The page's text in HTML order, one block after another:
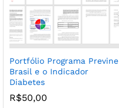
Portfólio Programa Previne
Brasil e o Indicador
Diabetes
R$50,00